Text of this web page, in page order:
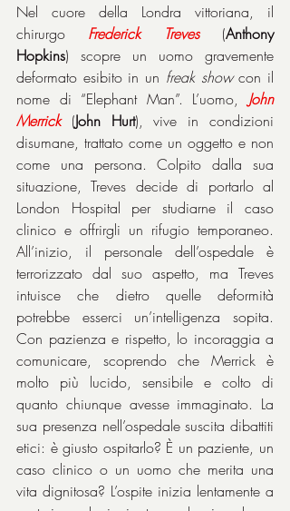
Nel cuore della Londra vittoriana, il
chirurgo Frederick Treves (Anthony
Hopkins) scopre un uomo gravemente
deformato esibito in un freak show con il
nome di “Elephant Man”. L’uomo, John
Merrick (John Hurt), vive in condizioni
disumane, trattato come un oggetto e non
come una persona. Colpito dalla sua
situazione, Treves decide di portarlo al
London Hospital per studiarne il caso
clinico e offrirgli un rifugio temporaneo.
All’inizio, il personale dell’ospedale è
terrorizzato dal suo aspetto, ma Treves
intuisce che dietro quelle deformità
potrebbe esserci un’intelligenza sopita.
Con pazienza e rispetto, lo incoraggia a
comunicare, scoprendo che Merrick è
molto più lucido, sensibile e colto di
quanto chiunque avesse immaginato. La
sua presenza nell’ospedale suscita dibattiti
etici: è giusto ospitarlo? È un paziente, un
caso clinico o un uomo che merita una
vita dignitosa? L’ospite inizia lentamente a